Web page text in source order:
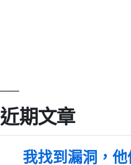
近期文章
我找到漏洞，